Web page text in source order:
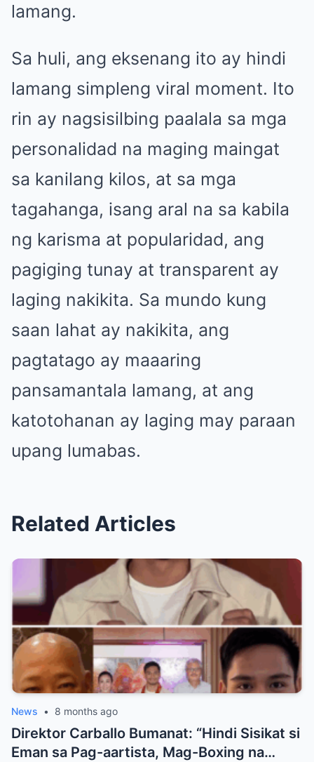
lamang.
Sa huli, ang eksenang ito ay hindi
lamang simpleng viral moment. Ito
rin ay nagsisilbing paalala sa mga
personalidad na maging maingat
sa kanilang kilos, at sa mga
tagahanga, isang aral na sa kabila
ng karisma at popularidad, ang
pagiging tunay at transparent ay
laging nakikita. Sa mundo kung
saan lahat ay nakikita, ang
pagtatago ay maaaring
pansamantala lamang, at ang
katotohanan ay laging may paraan
upang lumabas.
Related Articles
News • 8 months ago
Direktor Carballo Bumanat: “Hindi Sisikat si
Eman sa Pag-aartista, Mag-Boxing na